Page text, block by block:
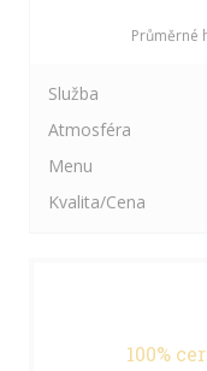
Služba
Atmosféra
Menu
Kvalita/Cena
100%